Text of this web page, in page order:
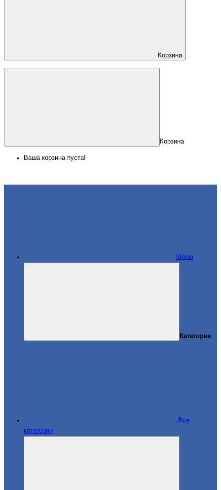
Корзина
Корзина
Ваша корзина пуста!
Меню
Категории
Все
категории